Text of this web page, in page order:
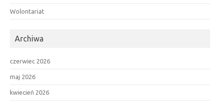
Wolontariat
Archiwa
czerwiec 2026
maj 2026
kwiecień 2026